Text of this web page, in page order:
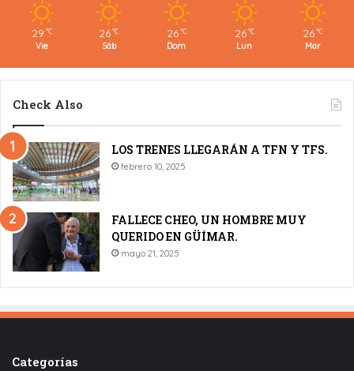
29 ℃
Vie
26 ℃
Sáb
26 ℃
Dom
26 ℃
Lun
26 ℃
Mar
Check Also
LOS TRENES LLEGARÁN A TFN Y TFS.
febrero 10, 2025
FALLECE CHEO, UN HOMBRE MUY
QUERIDO EN GÜÍMAR.
mayo 21, 2025
Categorías